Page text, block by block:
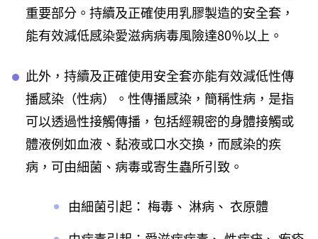
重要部分。持續及正確使用乳膠製造的安全套，
能有效減低感染愛滋病病毒風險達80％以上。
此外，持續及正確使用安全套亦能有效減低性傳
播感染（性病）。性傳播感染，簡稱性病，是指
可以透過性接觸傳播，包括經親密的身體接觸或
體液例如血液、黏液或口水交換，而感染的疾
病，可由細菌、病毒或寄生蟲所引致。
由細菌引起： 梅毒、 淋病、 衣原體